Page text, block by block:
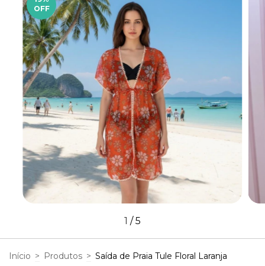
OFF
1 /5
Início > Produtos > Saída de Praia Tule Floral Laranja